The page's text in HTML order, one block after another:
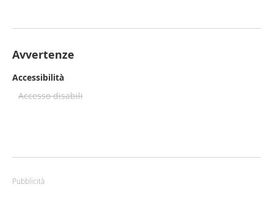
Avvertenze
Accessibilità
Accesso disabili
Pubblicità